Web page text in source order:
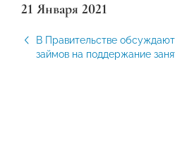
21 Января 2021
В Правительстве
займов на поддержание